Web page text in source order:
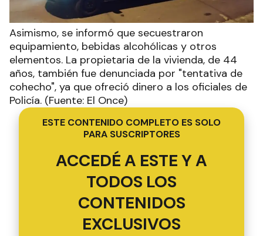
Asimismo, se informó que secuestraron
equipamiento, bebidas alcohólicas y otros
elementos. La propietaria de la vivienda, de 44
años, también fue denunciada por "tentativa de
cohecho", ya que ofreció dinero a los oficiales de
Policía. (Fuente: El Once)
ESTE CONTENIDO COMPLETO ES SOLO
PARA SUSCRIPTORES
ACCEDÉ A ESTE Y A
TODOS LOS
CONTENIDOS
EXCLUSIVOS